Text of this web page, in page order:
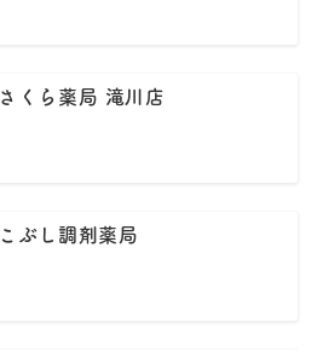
さくら薬局 滝川店
こぶし調剤薬局